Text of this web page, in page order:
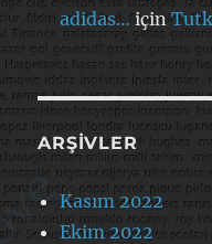
adidas…için
ARŞIVLER
Kasım 2022
Ekim 2022